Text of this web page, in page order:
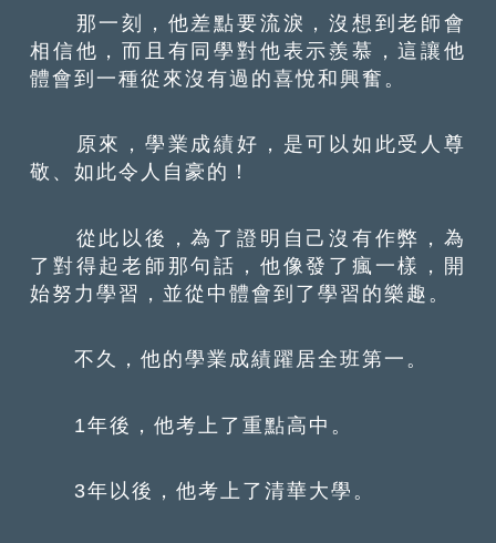
那一刻，他差點要流淚，沒想到老師會
相信他，而且有同學對他表示羨慕，這讓他
體會到一種從來沒有過的喜悅和興奮。
原來，學業成績好，是可以如此受人尊
敬、如此令人自豪的！
從此以後，為了證明自己沒有作弊，為
了對得起老師那句話，他像發了瘋一樣，開
始努力學習，並從中體會到了學習的樂趣。
不久，他的學業成績躍居全班第一。
1年後，他考上了重點高中。
3年以後，他考上了清華大學。